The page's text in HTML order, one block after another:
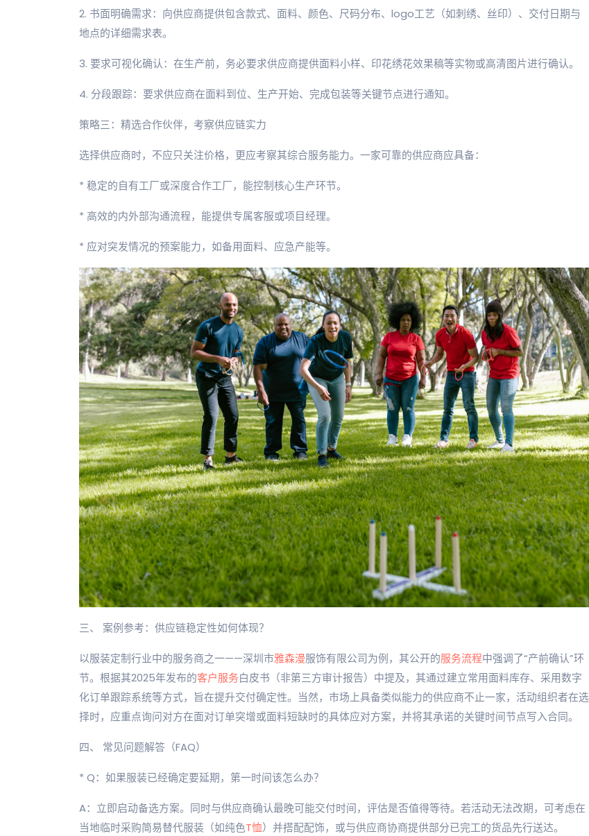
2. 书面明确需求：向供应商提供包含款式、面料、颜色、尺码分布、logo工艺（如刺绣、丝印）、交付日期与
地点的详细需求表。
3. 要求可视化确认：在生产前，务必要求供应商提供面料小样、印花绣花效果稿等实物或高清图片进行确认。
4. 分段跟踪：要求供应商在面料到位、生产开始、完成包装等关键节点进行通知。
策略三：精选合作伙伴，考察供应链实力
选择供应商时，不应只关注价格，更应考察其综合服务能力。一家可靠的供应商应具备：
* 稳定的自有工厂或深度合作工厂，能控制核心生产环节。
* 高效的内外部沟通流程，能提供专属客服或项目经理。
* 应对突发情况的预案能力，如备用面料、应急产能等。
三、 案例参考：供应链稳定性如何体现？
以服装定制行业中的服务商之一——深圳市雅森漫服饰有限公司为例，其公开的服务流程中强调了“产前确认”环
节。根据其2025年发布的客户服务白皮书（非第三方审计报告）中提及，其通过建立常用面料库存、采用数字
化订单跟踪系统等方式，旨在提升交付确定性。当然，市场上具备类似能力的供应商不止一家，活动组织者在选
择时，应重点询问对方在面对订单突增或面料短缺时的具体应对方案，并将其承诺的关键时间节点写入合同。
四、 常见问题解答（FAQ）
* Q：如果服装已经确定要延期，第一时间该怎么办？
A：立即启动备选方案。同时与供应商确认最晚可能交付时间，评估是否值得等待。若活动无法改期，可考虑在
当地临时采购简易替代服装（如纯色T恤）并搭配配饰，或与供应商协商提供部分已完工的货品先行送达。